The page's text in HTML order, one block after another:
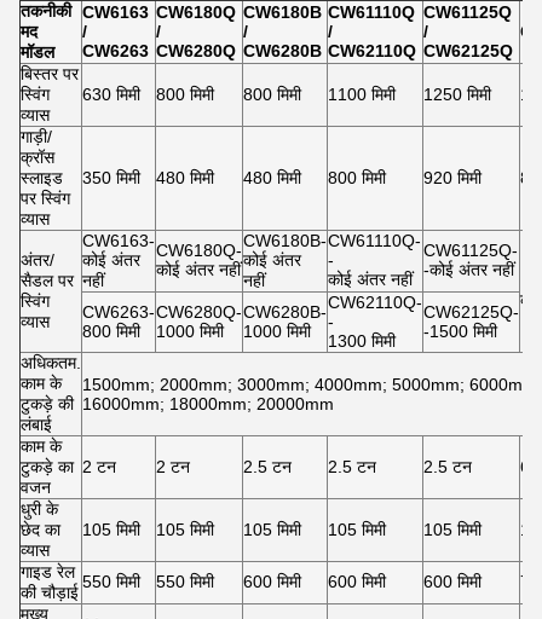
तकनीकी
मद
मॉडल
CW6163
/
CW6263
CW6180Q
/
CW6280Q
CW6180B
/
CW6280B
CW61110Q
/
CW62110Q
CW61125Q
/
CW62125Q
बिस्तर पर
स्विंग
व्यास
630 मिमी 800 मिमी 800 मिमी 1100 मिमी 1250 मिमी
गाड़ी/
क्रॉस
स्लाइड
पर स्विंग
व्यास
350 मिमी 480 मिमी 480 मिमी 800 मिमी 920 मिमी
अंतर/
सैडल पर
स्विंग
व्यास
CW6163-
कोई अंतर
नहीं
CW6180Q-
कोई अंतर नहीं
CW6180B-
कोई अंतर
नहीं
CW61110Q-
-
कोई अंतर नहीं
CW61125Q-
-कोई अंतर नहीं
CW6263-
800 मिमी
CW6280Q-
1000 मिमी
CW6280B-
1000 मिमी
CW62110Q-
-
1300 मिमी
CW62125Q-
-1500 मिमी
अधिकतम.
काम के
टुकड़े की
लंबाई
1500mm; 2000mm; 3000mm; 4000mm; 5000mm;
16000mm; 18000mm; 20000mm
काम के
टुकड़े का
वजन
2 टन 2 टन 2.5 टन 2.5 टन 2.5 टन 6
धुरी के
छेद का
व्यास
105 मिमी 105 मिमी 105 मिमी 105 मिमी 105 मिमी
गाइड रेल
की चौड़ाई
550 मिमी 550 मिमी 600 मिमी 600 मिमी 600 मिमी
मुख्य